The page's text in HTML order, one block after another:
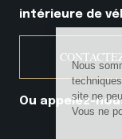
intérieure de
Ou appelez-